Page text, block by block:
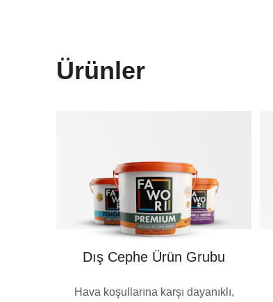
Ürünler
Dış Cephe Ürün Grubu
Hava koşullarına karşı dayanıklı,